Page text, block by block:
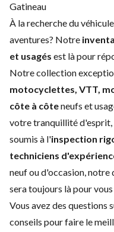
Gatineau
À la recherche du
aventures? Notre
et usagés est là pour
Notre collection
motocyclettes, VTT,
côte à côteneufs et
votre tranquillité d'esprit,
soumis à l'inspection
techniciens
neufou d'occasion, notre
sera toujours là pour
Vous avez des questions
conseils pour faire le